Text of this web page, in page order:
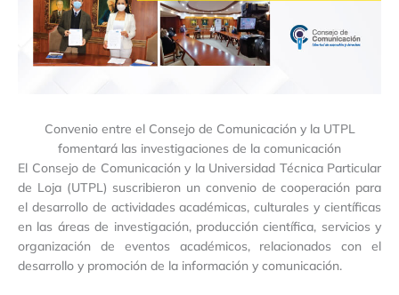
Convenio entre el Consejo de Comunicación y la UTPL
fomentará las investigaciones de la comunicación
El Consejo de Comunicación y la Universidad Técnica Particular
de Loja (UTPL) suscribieron un convenio de cooperación para
el desarrollo de actividades académicas, culturales y científicas
en las áreas de investigación, producción científica, servicios y
organización de eventos académicos, relacionados con el
desarrollo y promoción de la información y comunicación.